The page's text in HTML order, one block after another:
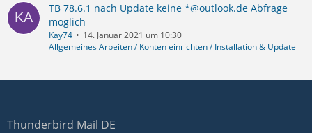
TB 78.6.1 nach Update keine *@outlook.de Abfrage
möglich
Kay74
14. Januar 2021 um 10:30
Allgemeines Arbeiten / Konten einrichten / Installation & Update
Thunderbird Mail DE